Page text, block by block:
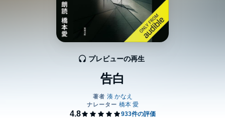
告白
プレビューの再生